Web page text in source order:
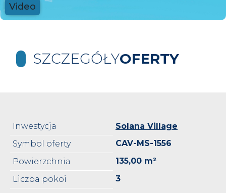
Video
SZCZEGÓŁYOFERTY
Inwestycja
Solana Village
Symbol oferty
CAV-MS-1556
Powierzchnia
135,00 m²
Liczba pokoi
3